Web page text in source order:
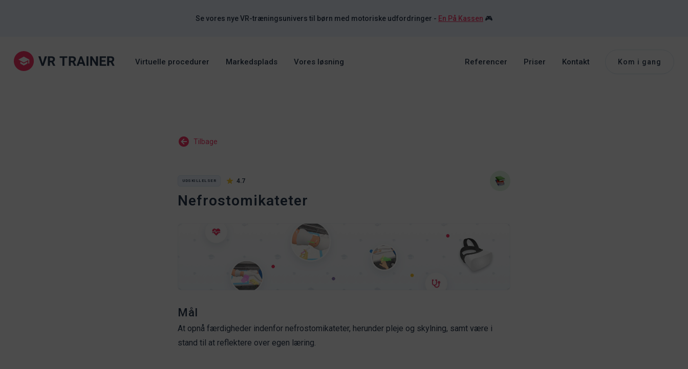
Se vores nye VR-træningsunivers til børn med motoriske udfordringer - En På Kassen 🎮
Virtuelle procedurer Markedsplads Vores løsning Referencer Priser Kontakt Kom i gang
Tilbage
UDSKILLELSER 4.7
Nefrostomikateter
Mål
At opnå færdigheder indenfor nefrostomikateter, herunder pleje og skylning, samt være i
stand til at reflektere over egen læring.